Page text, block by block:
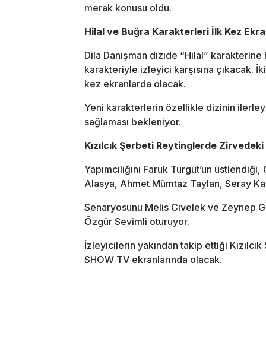
merak konusu oldu.
Hilal ve Buğra Karakterleri İlk Kez
Dila Danışman dizide “Hilal”
karakteriyle izleyici karşısına çıkacak.
kez ekranlarda olacak.
Yeni karakterlerin özellikle dizinin
sağlaması bekleniyor.
Kızılcık Şerbeti Reytinglerde
Yapımcılığını Faruk Turgut’un
Alasya, Ahmet Mümtaz Taylan, Seray
Senaryosunu Melis Civelek ve Zeynep
Özgür Sevimli oturuyor.
İzleyicilerin yakından takip ettiği
SHOW TV ekranlarında olacak.